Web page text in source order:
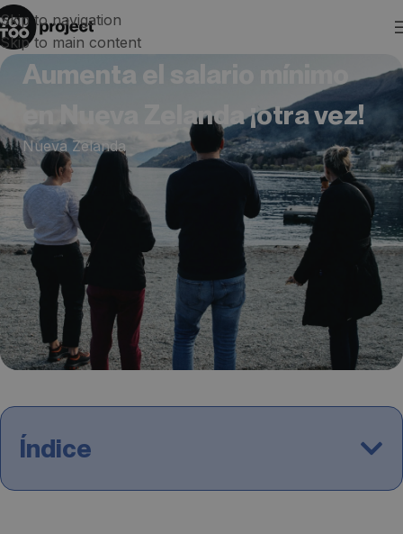
Skip to navigation
Skip to main content
Aumenta el salario mínimo
en Nueva Zelanda ¡otra vez!
Nueva Zelanda
Índice